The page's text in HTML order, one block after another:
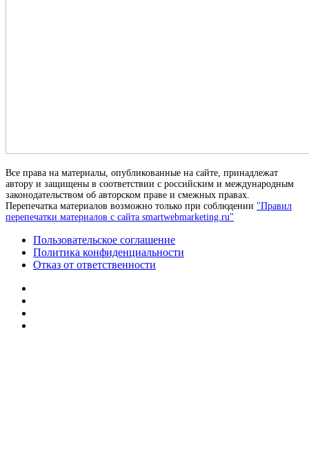
Все права на материалы, опубликованные на сайте, принадлежат
автору и защищены в соответствии с российским и международным
законодательством об авторском праве и смежных правах.
Перепечатка материалов возможно только при соблюдении "Правил
перепечатки материалов с сайта smartwebmarketing.ru"
Пользовательское соглашение
Политика конфиденциальности
Отказ от ответственности